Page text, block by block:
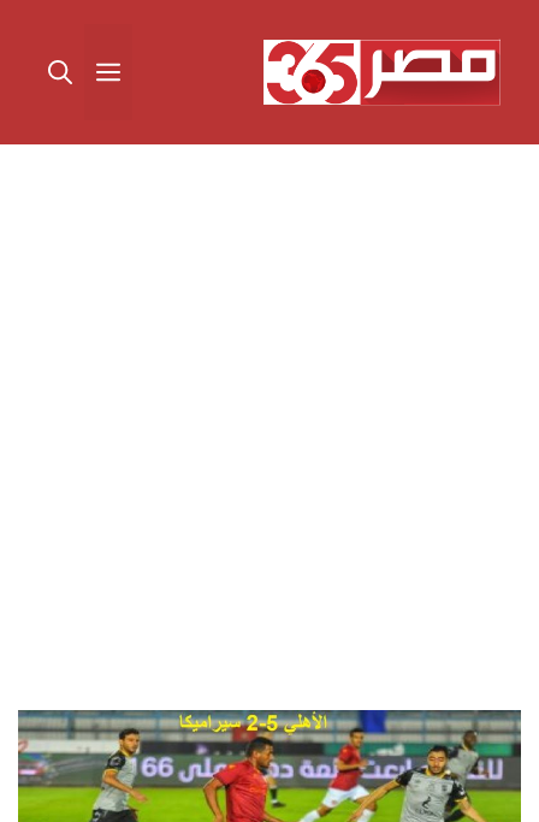
المحتوى القائمة